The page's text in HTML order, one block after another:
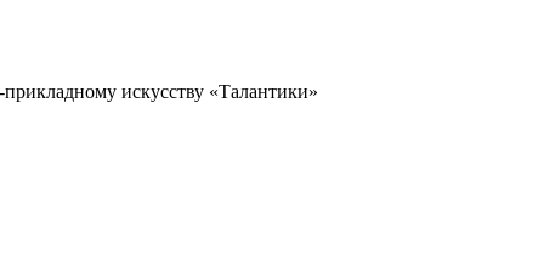
искусству «Талантики»